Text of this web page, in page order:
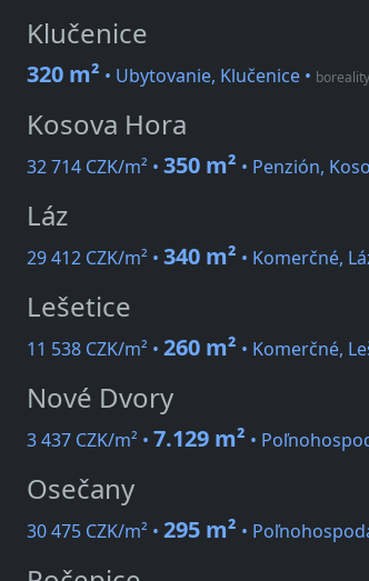
Klučenice
320 m² • Ubytovanie, Klučenice •
Kosova Hora
32 714 CZK/m² • 350 m² • Penzión,
Láz
29 412 CZK/m² • 340 m² • Komerčné,
Lešetice
11 538 CZK/m² • 260 m² • Komerčné,
Nové Dvory
3 437 CZK/m² • 7.129 m² •
Osečany
30 475 CZK/m² • 295 m² •